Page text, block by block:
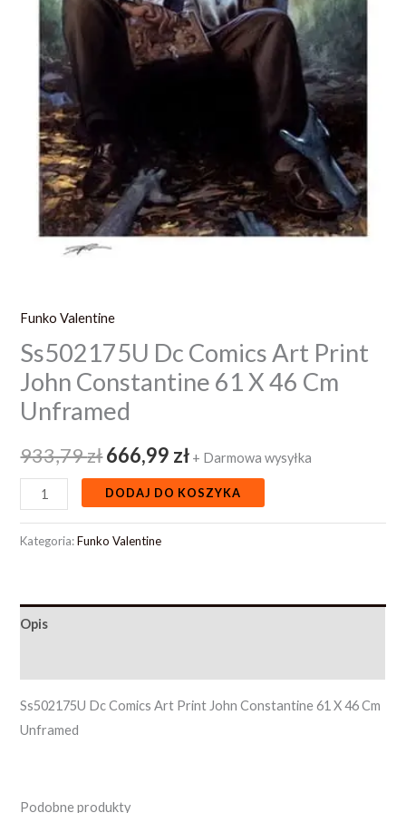
Funko Valentine
Ss502175U Dc Comics Art Print
John Constantine 61 X 46 Cm
Unframed
933,79zł666,99 zł + Darmowa wysyłka
Unframed
DODAJ DO KOSZYKA
Kategoria:Funko Valentine
Opis
Ss502175U Dc Comics Art Print John Constantine 61 X 46 Cm
Unframed
Podobne produkty